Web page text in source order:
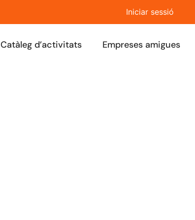
Iniciar sessió
Catàleg d’activitats Empreses amigues